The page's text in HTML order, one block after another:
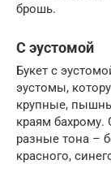
брошь.
С эустомой
Букет с
эустомы,
крупные,
краям
разные тона –
красного,